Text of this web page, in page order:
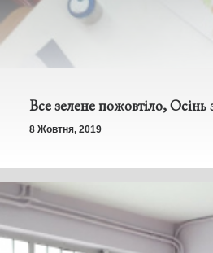
Все зелене пожовтіло, Осінь
8 Жовтня, 2019